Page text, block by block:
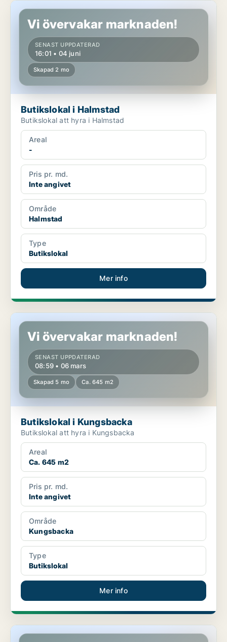
Butikslokal i Halmstad
Vi övervakar marknaden!
SENAST UPPDATERAD
16:01 • 04 juni
Skapad 2 mo
Butikslokal i Halmstad
Butikslokal att hyra i Halmstad
Areal
-
Pris pr. md.
Inte angivet
Område
Halmstad
Type
Butikslokal
Mer info
Butikslokal i Kungsbacka
Vi övervakar marknaden!
SENAST UPPDATERAD
08:59 • 06 mars
Skapad 5 mo Ca. 645 m2
Butikslokal i Kungsbacka
Butikslokal att hyra i Kungsbacka
Areal
Ca. 645 m2
Pris pr. md.
Inte angivet
Område
Kungsbacka
Type
Butikslokal
Mer info
Butikslokal i Halmstad